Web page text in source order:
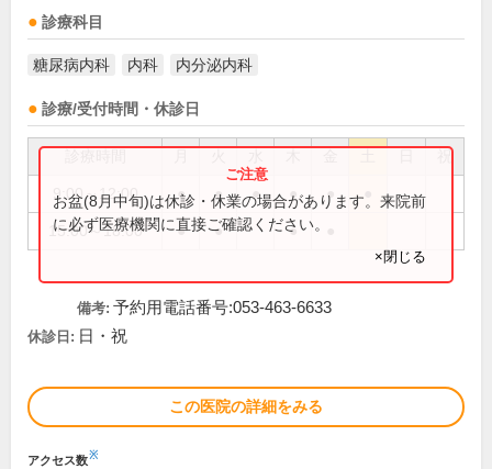
診療科目
糖尿病内科 内科 内分泌内科
診療/受付時間・休診日
祝
9:00～12:00 ● ● ● ● ●
15:00～18:00 ● ● ●
お盆(8月中旬)は休診・休業の場合があります。来院前
に必ず医療機関に直接ご確認ください。
×閉じる
備考: 予約用電話番号:053-463-6633
休診日: 日・祝
この医院の詳細をみる
アクセス数※